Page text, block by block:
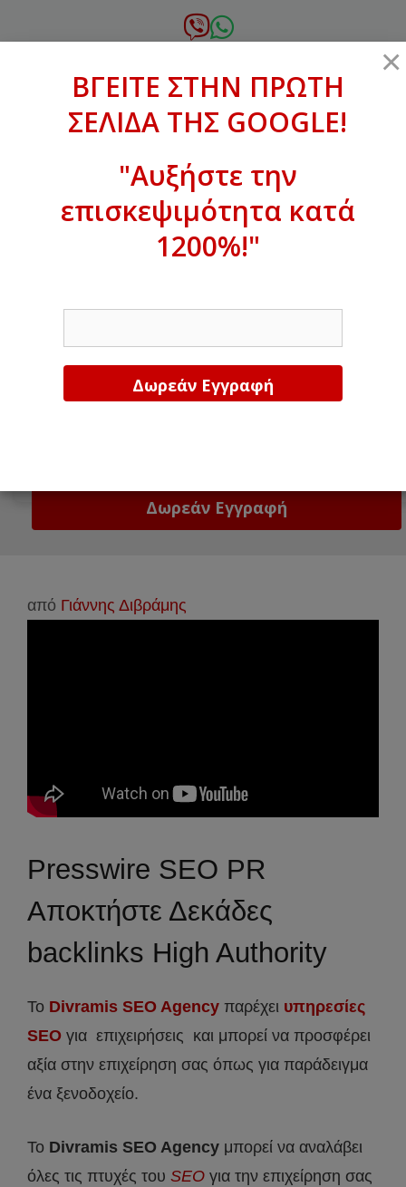
σε
xanthogenous@gmail.com
ΒΓΕΙΤΕ ΣΤΗΝ ΠΡΩΤΗ ΣΕΛΙΔΑ ΤΗΣ
GOOGLE!
από Γιάννης Διβράμης
Presswire SEO PR
Αποκτήστε Δεκάδες
backlinks High Authority
Το Divramis SEO Agency παρέχει υπηρεσίες
SEO για επιχειρήσεις και μπορεί να προσφέρει
αξία στην επιχείρηση σας όπως για παράδειγμα
ένα ξενοδοχείο.
Το Divramis SEO Agency μπορεί να αναλάβει
όλες τις πτυχές του SEO για την επιχείρηση σας
×
ΒΓΕΙΤΕ ΣΤΗΝ ΠΡΩΤΗ
ΣΕΛΙΔΑ ΤΗΣ GOOGLE!
"Αυξήστε την
επισκεψιμότητα κατά
1200%!"